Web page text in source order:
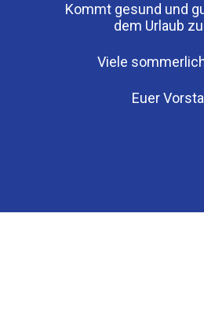
Kommt gesund und
dem Urlaub
Viele
Euer